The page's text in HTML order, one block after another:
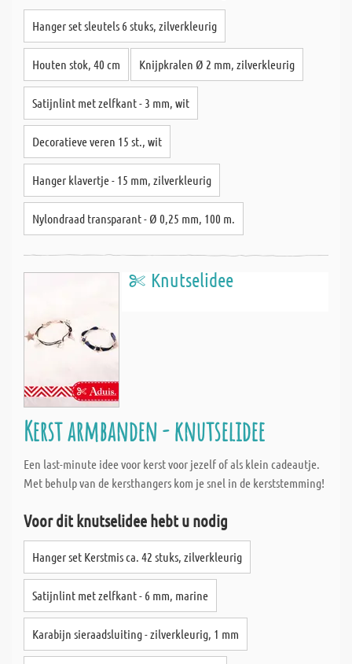
Hanger set sleutels 6 stuks, zilverkleurig
Houten stok, 40 cm Knijpkralen Ø 2 mm, zilverkleurig
Satijnlint met zelfkant - 3 mm, wit
Decoratieve veren 15 st., wit
Hanger klavertje - 15 mm, zilverkleurig
Nylondraad transparant - Ø 0,25 mm, 100 m.
Knutselidee
Kerst armbanden - knutselidee
Een last-minute idee voor kerst voor jezelf of als klein cadeautje.
Met behulp van de kersthangers kom je snel in de kerststemming!
Voor dit knutselidee hebt u nodig
Hanger set Kerstmis ca. 42 stuks, zilverkleurig
Satijnlint met zelfkant - 6 mm, marine
Karabijn sieraadsluiting - zilverkleurig, 1 mm